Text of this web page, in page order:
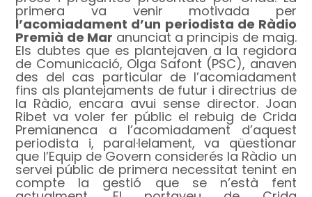
primera va venir motivada per
l’acomiadament d’un periodista de Ràdio
Premià de Mar anunciat a principis de maig.
Els dubtes que es plantejaven a la regidora
de Comunicació, Olga Safont (PSC), anaven
des del cas particular de l’acomiadament
fins als plantejaments de futur i directrius de
la Ràdio, encara avui sense director. Joan
Ribet va voler fer públic el rebuig de Crida
Premianenca a l’acomiadament d’aquest
periodista i, paral·lelament, va qüestionar
que l’Equip de Govern considerés la Ràdio un
servei públic de primera necessitat tenint en
compte la gestió que se n’està fent